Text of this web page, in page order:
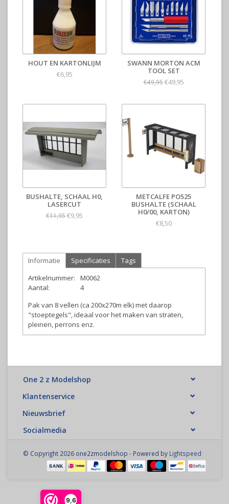
9,6
HOUT EN KARTONLIJM
€6,95
SWANN MORTON ACM
TOOL SET
€49,95€49,95
BUSHALTE, SCHAAL H0,
LASERCUT
€11,95€9,95
METCALFE PO525
BUSHALTE (SCHAAL
H0/00, KARTON)
€8,50
Informatie Specificaties
Tags
Artikelnummer:
M0062
Aantal:
4
Pak van 8 vellen (ca 200x270m elk) met daarop
"stoeptegels", ideaal voor het maken van straten,
pleinen, perrons enz.
One 2 z Modelshop
Klantenservice
Nieuwsbrief
Socialmedia
© Copyright 2026 one2zmodelshop - Powered by Lightspeed